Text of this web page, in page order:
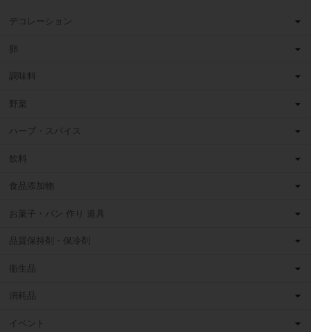
デコレーション
卵
調味料
野菜
ハーブ・スパイス
飲料
食品添加物
お菓子・パン 作り 道具
品質保持剤・保冷剤
衛生品
消耗品
イベント